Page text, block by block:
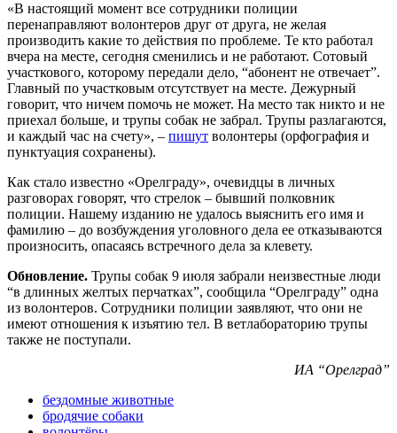
«В настоящий момент все сотрудники полиции
перенаправляют волонтеров друг от друга, не желая
производить какие то действия по проблеме. Те кто работал
вчера на месте, сегодня сменились и не работают. Сотовый
участкового, которому передали дело, “абонент не отвечает”.
Главный по участковым отсутствует на месте. Дежурный
говорит, что ничем помочь не может. На место так никто и не
приехал больше, и трупы собак не забрал. Трупы разлагаются,
и каждый час на счету», – пишут волонтеры (орфография и
пунктуация сохранены).
Как стало известно «Орелграду», очевидцы в личных
разговорах говорят, что стрелок – бывший полковник
полиции. Нашему изданию не удалось выяснить его имя и
фамилию – до возбуждения уголовного дела ее отказываются
произносить, опасаясь встречного дела за клевету.
Обновление. Трупы собак 9 июля забрали неизвестные люди
“в длинных желтых перчатках”, сообщила “Орелграду” одна
из волонтеров. Сотрудники полиции заявляют, что они не
имеют отношения к изъятию тел. В ветлабораторию трупы
также не поступали.
ИА “Орелград”
бездомные животные
бродячие собаки